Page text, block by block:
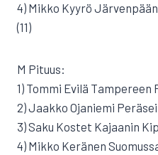
4) Mikko Kyyrö Järvenpään
(11)
M Pituus:
1) Tommi Evilä Tampereen
2) Jaakko Ojaniemi
3) Saku Kostet Kajaanin
4) Mikko Keränen